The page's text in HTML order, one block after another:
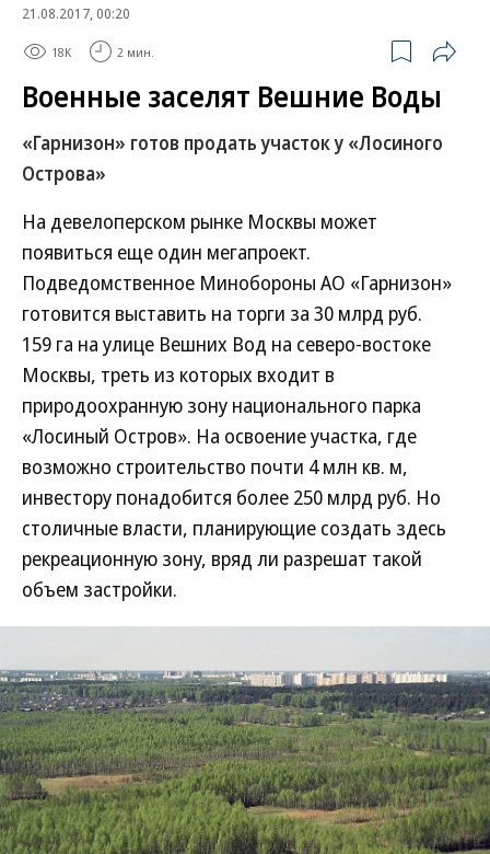
21.08.2017, 00:20
18K 2 мин.
Военные заселят Вешние Воды
«Гарнизон» готов продать участок у «Лосиного
Острова»
На девелоперском рынке Москвы может
появиться еще один мегапроект.
Подведомственное Минобороны АО «Гарнизон»
готовится выставить на торги за 30 млрд руб.
159 га на улице Вешних Вод на северо-востоке
Москвы, треть из которых входит в
природоохранную зону национального парка
«Лосиный Остров». На освоение участка, где
возможно строительство почти 4 млн кв. м,
инвестору понадобится более 250 млрд руб. Но
столичные власти, планирующие создать здесь
рекреационную зону, вряд ли разрешат такой
объем застройки.